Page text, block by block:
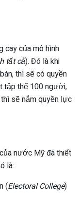
cay của mô hình
tất cả). Đó là khi
thì sẽ có quyền
tập thể 100 người,
sẽ nắm quyền lực
nước Mỹ đã thiết
là:
(Electoral College)